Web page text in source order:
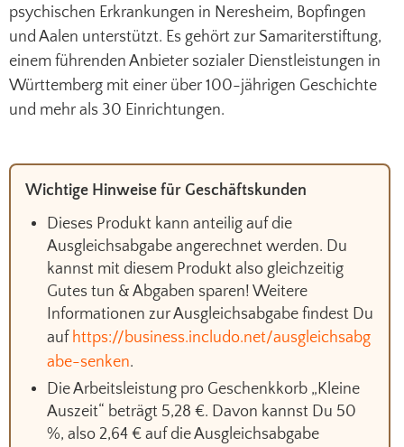
psychischen Erkrankungen in Neresheim, Bopfingen
und Aalen unterstützt. Es gehört zur Samariterstiftung,
einem führenden Anbieter sozialer Dienstleistungen in
Württemberg mit einer über 100-jährigen Geschichte
und mehr als 30 Einrichtungen.
Wichtige Hinweise für Geschäftskunden
Dieses Produkt kann anteilig auf die
Ausgleichsabgabe angerechnet werden. Du
kannst mit diesem Produkt also gleichzeitig
Gutes tun & Abgaben sparen! Weitere
Informationen zur Ausgleichsabgabe findest Du
auf https://business.includo.net/ausgleichsabg
abe-senken.
Die Arbeitsleistung pro Geschenkkorb „Kleine
Auszeit“ beträgt 5,28 €. Davon kannst Du 50
%, also 2,64 € auf die Ausgleichsabgabe